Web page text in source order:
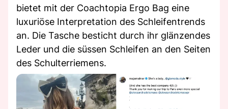
bietet mit der Coachtopia Ergo Bag eine
luxuriöse Interpretation des Schleifentrends
an. Die Tasche besticht durch ihr glänzendes
Leder und die süssen Schleifen an den Seiten
des Schulterriemens.